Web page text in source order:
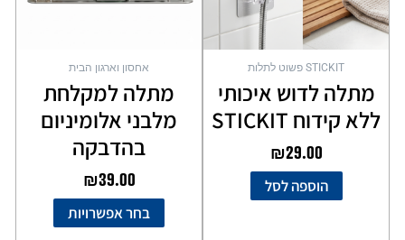
STICKIT פשוט לתלות
מתלה לדוש איכותי
ללא קידוח STICKIT
₪29.00
הוספה לסל
אחסון וארגון הבית
מתלה למקלחת
מלבני אלומיניום
בהדבקה
₪39.00
בחר אפשרויות